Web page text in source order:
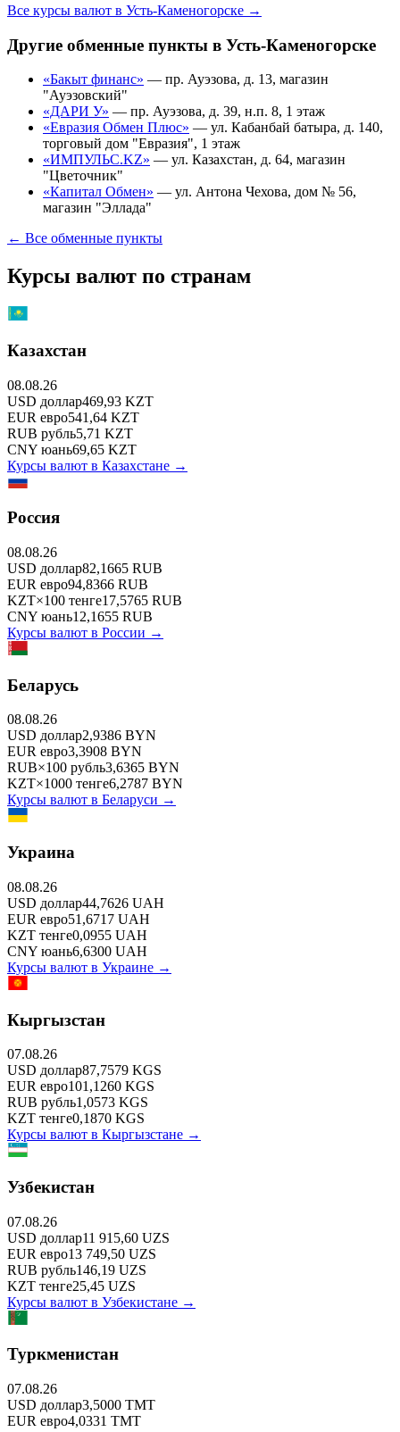
Все курсы валют в Усть-Каменогорске →
Другие обменные пункты в Усть-Каменогорске
«Бакыт финанс» — пр. Ауэзова, д. 13, магазин
"Ауэзовский"
«ДАРИ У» — пр. Ауэзова, д. 39, н.п. 8, 1 этаж
«Евразия Обмен Плюс» — ул. Кабанбай батыра, д. 140,
торговый дом "Евразия", 1 этаж
«ИМПУЛЬС.KZ» — ул. Казахстан, д. 64, магазин
"Цветочник"
«Капитал Обмен» — ул. Антона Чехова, дом № 56,
магазин "Эллада"
← Все обменные пункты
Курсы валют по странам
Казахстан
08.08.26
USD доллар469,93 KZT
EUR евро541,64 KZT
RUB рубль5,71 KZT
CNY юань69,65 KZT
Курсы валют в Казахстане →
Россия
08.08.26
USD доллар82,1665 RUB
EUR евро94,8366 RUB
KZT×100 тенге17,5765 RUB
CNY юань12,1655 RUB
Курсы валют в России →
Беларусь
08.08.26
USD доллар2,9386 BYN
EUR евро3,3908 BYN
RUB×100 рубль3,6365 BYN
KZT×1000 тенге6,2787 BYN
Курсы валют в Беларуси →
Украина
08.08.26
USD доллар44,7626 UAH
EUR евро51,6717 UAH
KZT тенге0,0955 UAH
CNY юань6,6300 UAH
Курсы валют в Украине →
Кыргызстан
07.08.26
USD доллар87,7579 KGS
EUR евро101,1260 KGS
RUB рубль1,0573 KGS
KZT тенге0,1870 KGS
Курсы валют в Кыргызстане →
Узбекистан
07.08.26
USD доллар11 915,60 UZS
EUR евро13 749,50 UZS
RUB рубль146,19 UZS
KZT тенге25,45 UZS
Курсы валют в Узбекистане →
Туркменистан
07.08.26
USD доллар3,5000 TMT
EUR евро4,0331 TMT